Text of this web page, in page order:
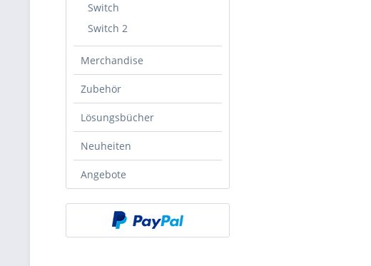
Switch
Switch 2
Merchandise
Zubehör
Lösungsbücher
Neuheiten
Angebote